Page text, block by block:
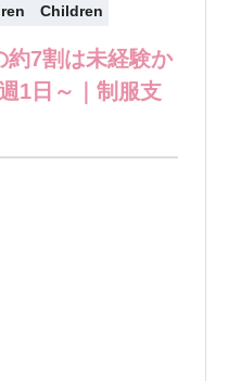
Children
約7割は未経験か
1日～｜制服支